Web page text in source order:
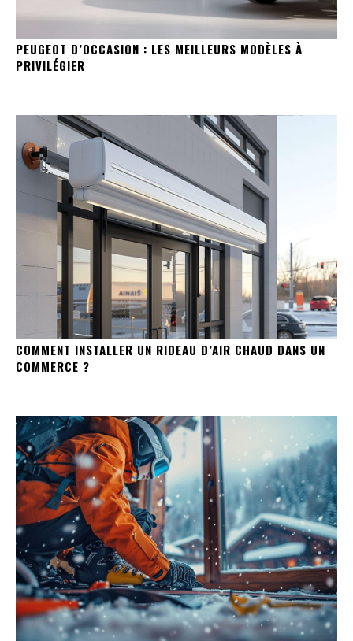
PEUGEOT D’OCCASION : LES MEILLEURS MODÈLES À
PRIVILÉGIER
COMMENT INSTALLER UN RIDEAU D’AIR CHAUD DANS UN
COMMERCE ?